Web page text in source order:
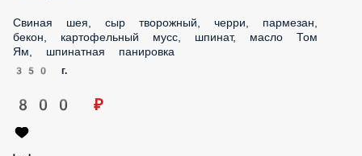
берблан, кинза
290 г.
950 ₽